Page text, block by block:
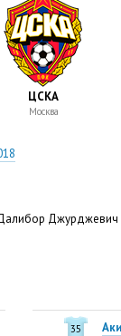
ЦСКА
Москва
Джурджевич
35